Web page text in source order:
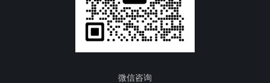
微信咨询